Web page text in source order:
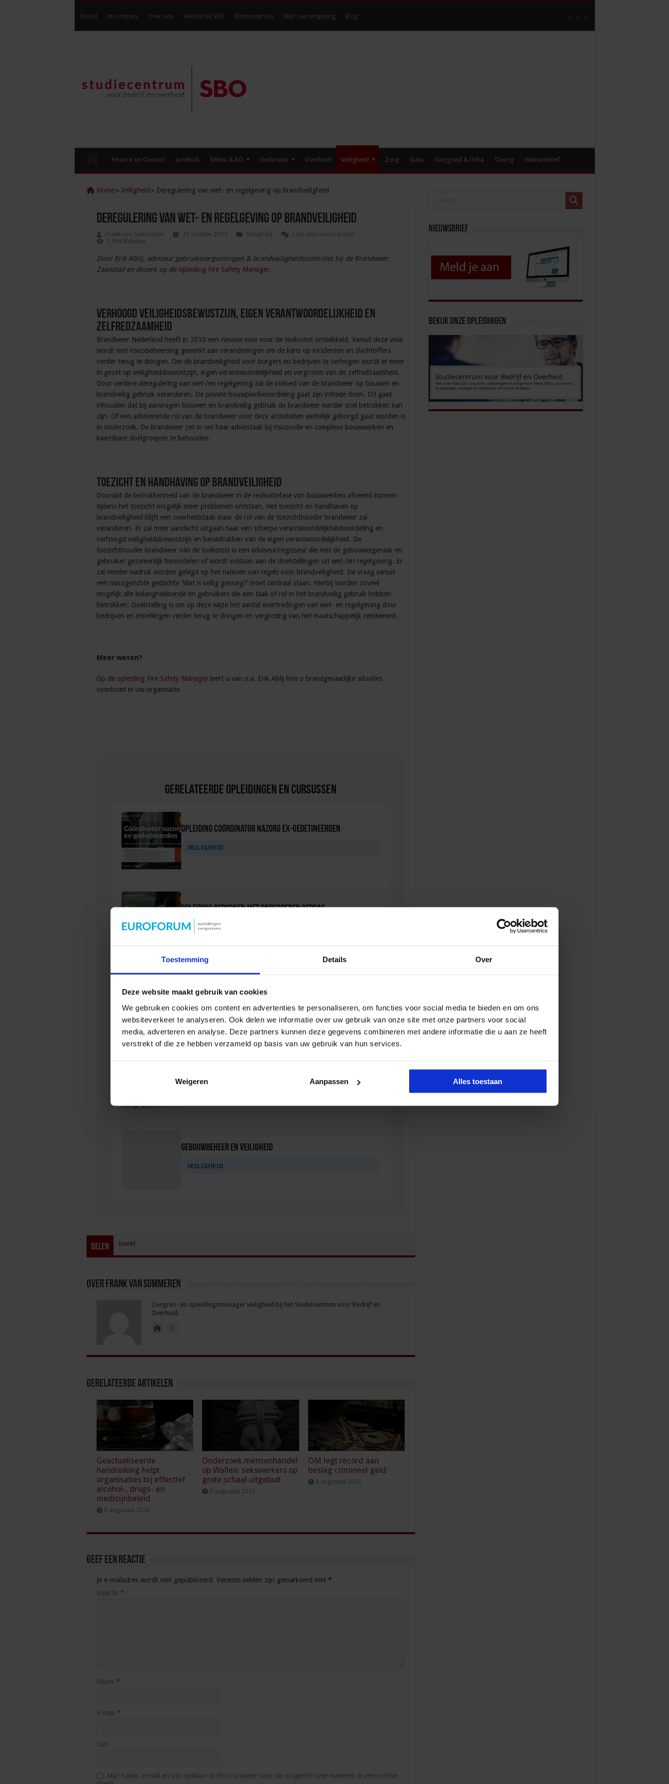
Toestemming Details Over
Deze website maakt gebruik van cookies
We gebruiken cookies om content en advertenties te personaliseren, om functies voor social media te bieden en om ons
websiteverkeer te analyseren. Ook delen we informatie over uw gebruik van onze site met onze partners voor social
media, adverteren en analyse. Deze partners kunnen deze gegevens combineren met andere informatie die u aan ze heeft
verstrekt of die ze hebben verzameld op basis van uw gebruik van hun services.
Weigeren Aanpassen Alles toestaan
Sbo.nl Incompany Over ons Werken bij SBO Klantenservice Mijn Leeromgeving Blog
Finance en Control Juridisch Milieu & RO Onderwijs Overheid Veiligheid Zorg Data Vastgoed & Infra Overig Nieuwsbrief
Home » Veiligheid » Deregulering van wet- en regelgeving op brandveiligheid
Deregulering van wet- en regelgeving op brandveiligheid
Frank van Summeren 25 oktober 2013 Veiligheid
Laat een reactie achter
1,094 Bekeken
Door Erik Ablij, adviseur gebruiksvergunningen & brandveiligheidscontroles bij de Brandweer
Zaanstad en docent op de opleiding Fire Safety Manager.
Verhoogd veiligheidsbewustzijn, eigen verantwoordelijkheid en
zelfredzaamheid
Brandweer Nederland heeft in 2010 een nieuwe visie voor de toekomst ontwikkeld. Vanuit deze visie
wordt met risicobeheersing gewerkt aan veranderingen om de kans op incidenten en slachtoffers
verder terug te dringen. Om de brandveiligheid voor burgers en bedrijven te verhogen wordt er meer
in gezet op veiligheidsbewustzijn, eigen verantwoordelijkheid en vergroten van de zelfredzaamheid.
Door verdere deregulering van wet-/en regelgeving zal de invloed van de brandweer op bouwen en
brandveilig gebruik veranderen. De private bouwplanbeoordeling gaat zijn intrede doen. Dit gaat
inhouden dat bij aanvragen bouwen en brandveilig gebruik de brandweer minder snel betrokken kan
zijn. Of een adviserende rol van de brandweer voor deze activiteiten wettelijk geborgd gaat worden is
in onderzoek. De brandweer zet in om haar adviestaak bij risicovolle en complexe bouwwerken en
kwetsbare doelgroepen te behouden.
Toezicht en handhaving op brandveiligheid
Doordat de betrokkenheid van de brandweer in de realisatiefase van bouwwerken afneemt kunnen
tijdens het toezicht mogelijk meer problemen ontstaan. Het toezicht en handhaven op
brandveiligheid blijft een overheidstaak maar de rol van de toezichthouder brandweer zal
veranderen. Er zal meer aandacht uitgaan naar een scherpe verantwoordelijkheidsverdeling en
verhoogd veiligheidsbewustzijn en benadrukken van de eigen verantwoordelijkheid. De
toezichthouder brandweer van de toekomst is een adviseur/regisseur die met de gebouweigenaar en
gebruiker gezamenlijk beoordelen of wordt voldaan aan de doelstellingen uit wet-/en regelgeving. Er
zal minder nadruk worden gelegd op het naleven van regels voor brandveiligheid. De vraag vanuit
een risicogerichte gedachte ‘Wat is veilig genoeg?’ moet centraal staan. Hierbij worden zoveel
mogelijk alle belanghebbende en gebruikers die een taak of rol in het brandveilig gebruik hebben
betrokken. Doelstelling is om op deze wijze het aantal overtredingen van wet- en regelgeving door
bedrijven en instellingen verder terug te dringen en vergroting van het maatschappelijk rendement.
Meer weten?
Op de opleiding Fire Safety Managerleert u van o.a. Erik Ablij hoe u brandgevaarlijke situaties
voorkomt in uw organisatie.
Gerelateerde Opleidingen en Cursussen
Opleiding Coördinator nazorg ex-gedetineerden
VEILIGHEID
Opleiding Personen met onbegrepen gedrag
VEILIGHEID
Opleiding Sociale Veiligheid in de Organisatie
VEILIGHEID
VEILIGHEID
Gebouwbeheer en veiligheid
VEILIGHEID
Delen tweet
Over Frank van Summeren
Congres- en opleidingsmanager veiligheid bij het Studiecentrum voor Bedrijf en
Overheid.
Gerelateerde Artikelen
Geactualiseerde
handreiking helpt
organisaties bij effectief
alcohol-, drugs- en
medicijnbeleid
8 augustus 2026
Onderzoek mensenhandel
op Wallen: sekswerkers op
grote schaal uitgebuit
8 augustus 2026
OM legt record aan
beslag crimineel geld
8 augustus 2026
Geef een reactie
Je e-mailadres wordt niet gepubliceerd. Vereiste velden zijn gemarkeerd met *
Reactie *
Naam *
E-mail *
Site
Mijn naam, e-mail en site opslaan in deze browser voor de volgende keer wanneer ik een reactie
Nieuwsbrief
Bekijk onze opleidingen